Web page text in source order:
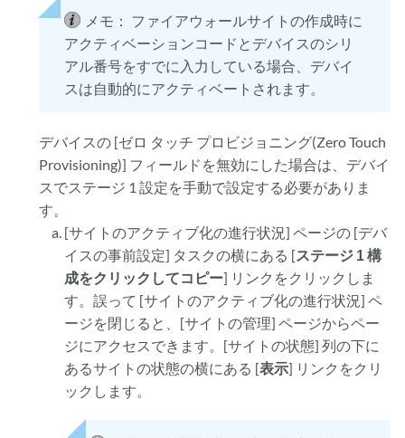
メモ： ファイアウォールサイトの作成時に
アクティベーションコードとデバイスのシリ
アル番号をすでに入力している場合、デバイ
スは自動的にアクティベートされます。
デバイスの [ゼロ タッチ プロビジョニング(Zero Touch
Provisioning)] フィールドを無効にした場合は、デバイ
スでステージ 1 設定を手動で設定する必要がありま
す。
[サイトのアクティブ化の進行状況] ページの [デバ
イスの事前設定] タスクの横にある [ステージ 1 構
成をクリックしてコピー] リンクをクリックしま
す。誤って [サイトのアクティブ化の進行状況] ペ
ージを閉じると、[サイトの管理] ページからペー
ジにアクセスできます。[サイトの状態] 列の下に
あるサイトの状態の横にある [表示] リンクをクリ
ックします。